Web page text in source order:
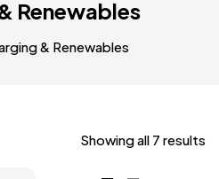
Renewables
& Renewables
Showing all 7 results